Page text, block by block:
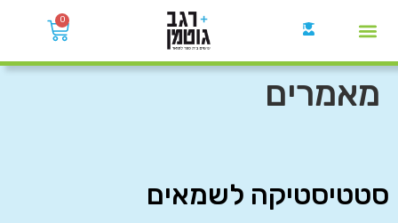
0
מאמרים
סטטיסטיקה לשמאים